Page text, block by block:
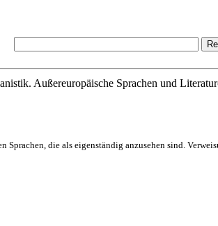
Außereuropäische Sprachen und
die als eigenständig anzusehen sind.